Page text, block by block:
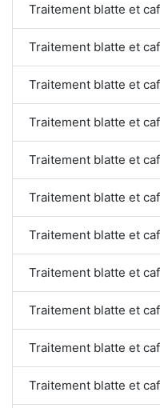
Traitement blatte et
Traitement blatte et
Traitement blatte et
Traitement blatte et
Traitement blatte et
Traitement blatte et
Traitement blatte et
Traitement blatte et
Traitement blatte et
Traitement blatte et
Traitement blatte et